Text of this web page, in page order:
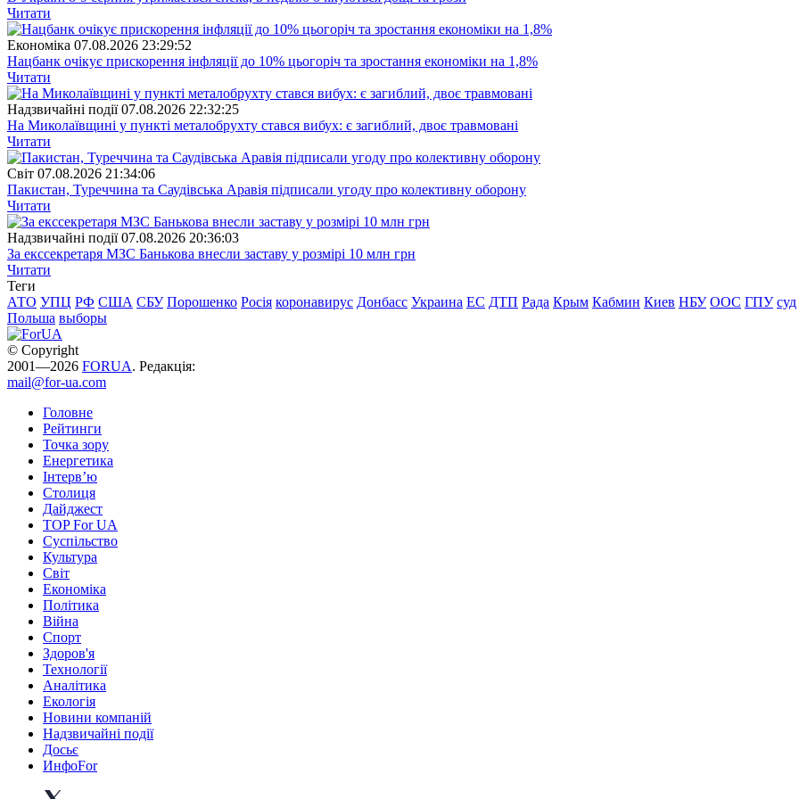
Читати
Економіка 07.08.2026 23:29:52
Нацбанк очікує прискорення інфляції до 10% цьогоріч та зростання економіки на 1,8%
Читати
Надзвичайні події 07.08.2026 22:32:25
На Миколаївщині у пункті металобрухту стався вибух: є загиблий, двоє травмовані
Читати
Свiт 07.08.2026 21:34:06
Пакистан, Туреччина та Саудівська Аравія підписали угоду про колективну оборону
Читати
Надзвичайні події 07.08.2026 20:36:03
За екссекретаря МЗС Банькова внесли заставу у розмірі 10 млн грн
Читати
Теги
АТО УПЦ РФ США СБУ Порошенко Росія коронавирус Донбасс Украина ЕС ДТП Рада Крым Кабмин Киев НБУ ООС ГПУ суд
Польша выборы
© Copyright
2001—2026 FORUA. Редакція:
mail@for-ua.com
Головне
Рейтинги
Точка зору
Енергетика
Інтерв’ю
Столиця
Дайджест
TOP For UA
Суспiльство
Культура
Світ
Економіка
Політика
Війна
Спорт
Здоров'я
Технології
Аналітика
Екологія
Новини компаній
Надзвичайні події
Досьє
ИнфоFor